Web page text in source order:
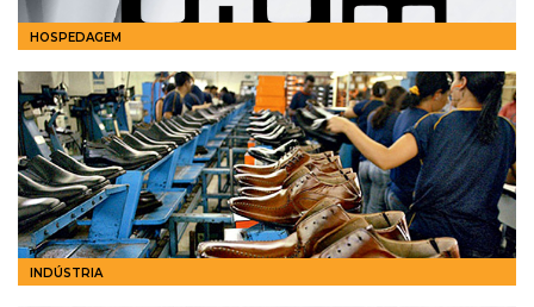
HOSPEDAGEM
INDÚSTRIA